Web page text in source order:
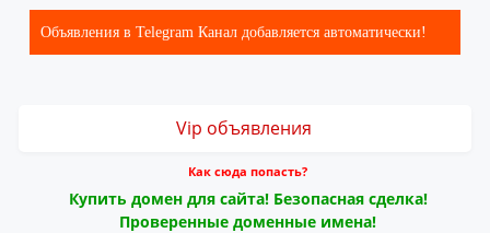
Объявления в Telegram Канал добавляется автоматически!
Vip объявления
Как сюда попасть?
Купить домен для сайта! Безопасная сделка!
Проверенные доменные имена!